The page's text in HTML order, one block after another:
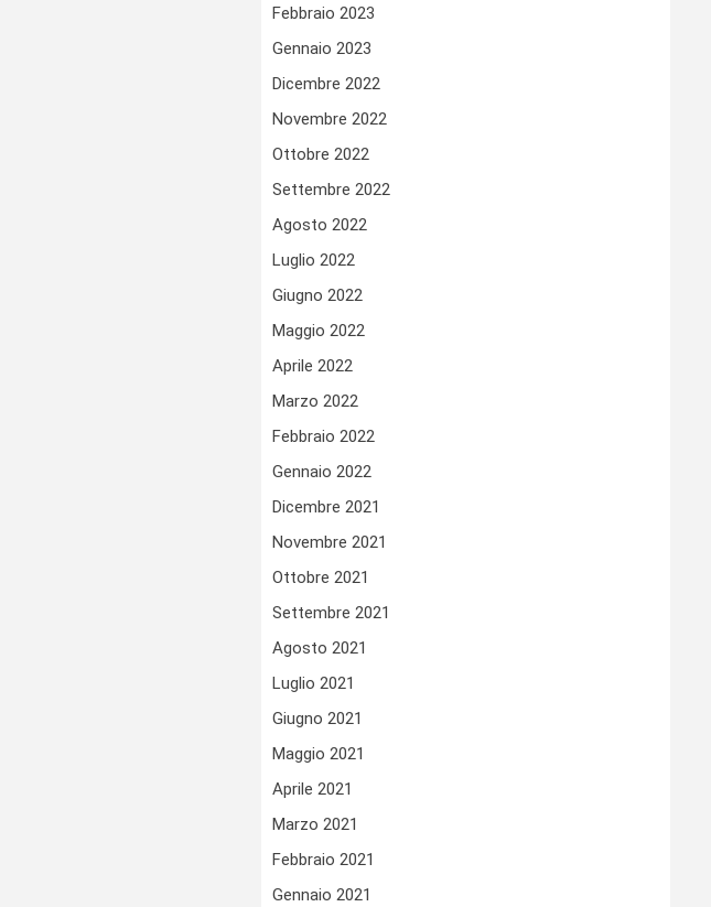
Febbraio 2023
Gennaio 2023
Dicembre 2022
Novembre 2022
Ottobre 2022
Settembre 2022
Agosto 2022
Luglio 2022
Giugno 2022
Maggio 2022
Aprile 2022
Marzo 2022
Febbraio 2022
Gennaio 2022
Dicembre 2021
Novembre 2021
Ottobre 2021
Settembre 2021
Agosto 2021
Luglio 2021
Giugno 2021
Maggio 2021
Aprile 2021
Marzo 2021
Febbraio 2021
Gennaio 2021